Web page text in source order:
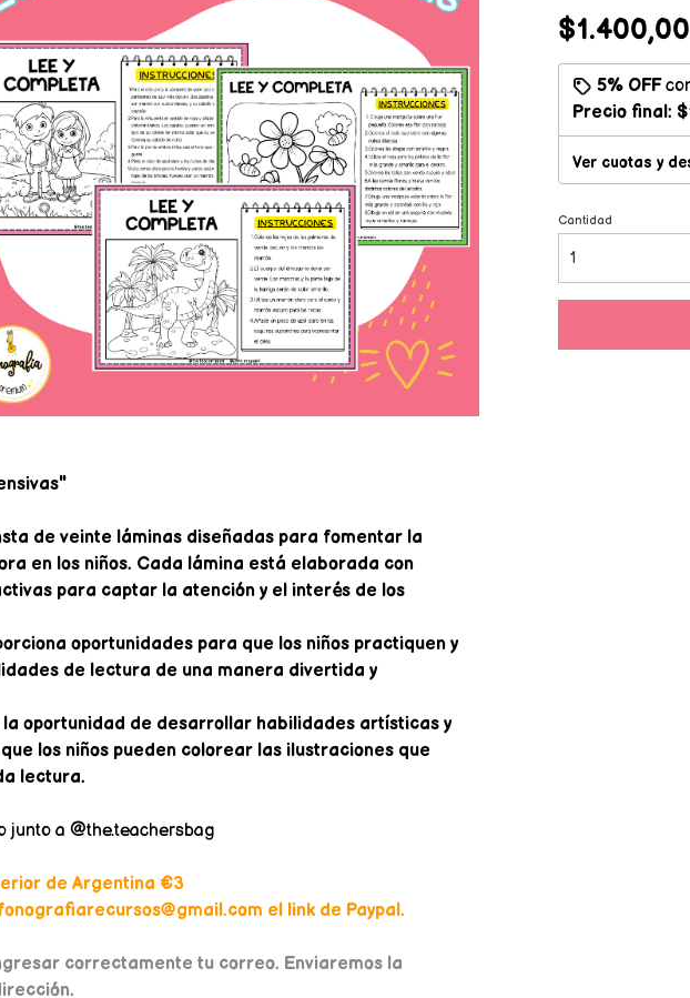
de veinte láminas diseñadas para fomentar la
en los niños. Cada lámina está elaborada con
para captar la atención y el interés de los
oportunidades para que los niños practiquen y
de lectura de una manera divertida y
oportunidad de desarrollar habilidades artísticas y
los niños pueden colorear las ilustraciones que
lectura.
junto a @the.teachersbag
de Argentina €3
el link de Paypal.
correctamente tu correo. Enviaremos la
$1.400,00
5% OFF
Precio final:
Ver cuotas y
Cantidad